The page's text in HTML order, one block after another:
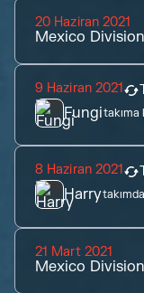
20 Haziran 2021
Mexico Division
9 Haziran 2021
Fungitakıma
8 Haziran 2021
Harry
21 Mart 2021
Mexico Division